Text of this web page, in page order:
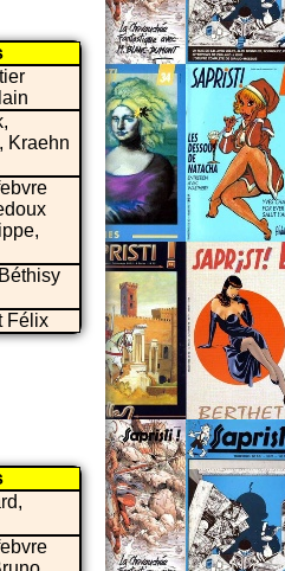
Kraehn
Félix